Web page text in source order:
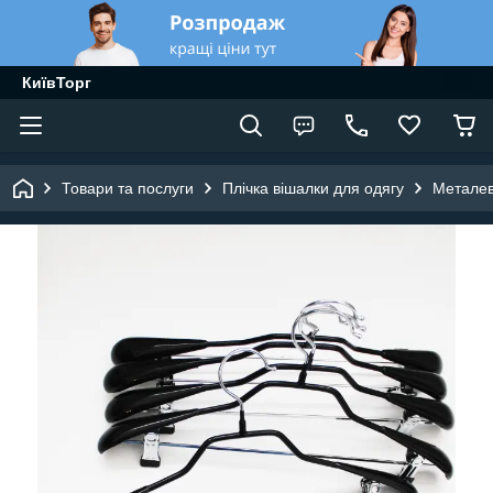
КиївТорг
Товари та послуги Плічка вішалки для одягу